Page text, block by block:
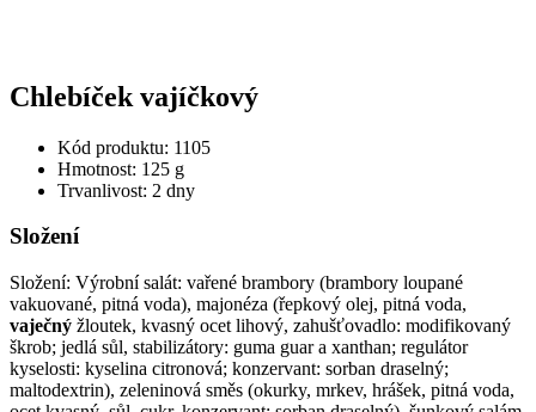
Chlebíček vajíčkový
Kód produktu: 1105
Hmotnost: 125 g
Trvanlivost: 2 dny
Složení
Složení: Výrobní salát: vařené brambory (brambory loupané
vakuované, pitná voda), majonéza (řepkový olej, pitná voda,
vaječný žloutek, kvasný ocet lihový, zahušťovadlo: modifikovaný
škrob; jedlá sůl, stabilizátory: guma guar a xanthan; regulátor
kyselosti: kyselina citronová; konzervant: sorban draselný;
maltodextrin), zeleninová směs (okurky, mrkev, hrášek, pitná voda,